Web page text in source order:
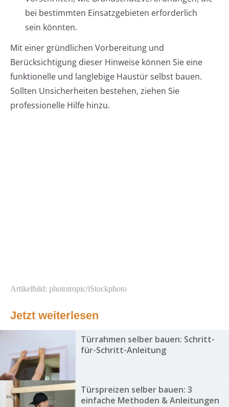
bei bestimmten Einsatzgebieten erforderlich
sein könnten.
Mit einer gründlichen Vorbereitung und
Berücksichtigung dieser Hinweise können Sie eine
funktionelle und langlebige Haustür selbst bauen.
Sollten Unsicherheiten bestehen, ziehen Sie
professionelle Hilfe hinzu.
Artikelbild: phototropic/iStockphoto
Jetzt weiterlesen
Türrahmen selber bauen: Schritt-
für-Schritt-Anleitung
Türspreizen selber bauen: 3
einfache Methoden & Anleitungen